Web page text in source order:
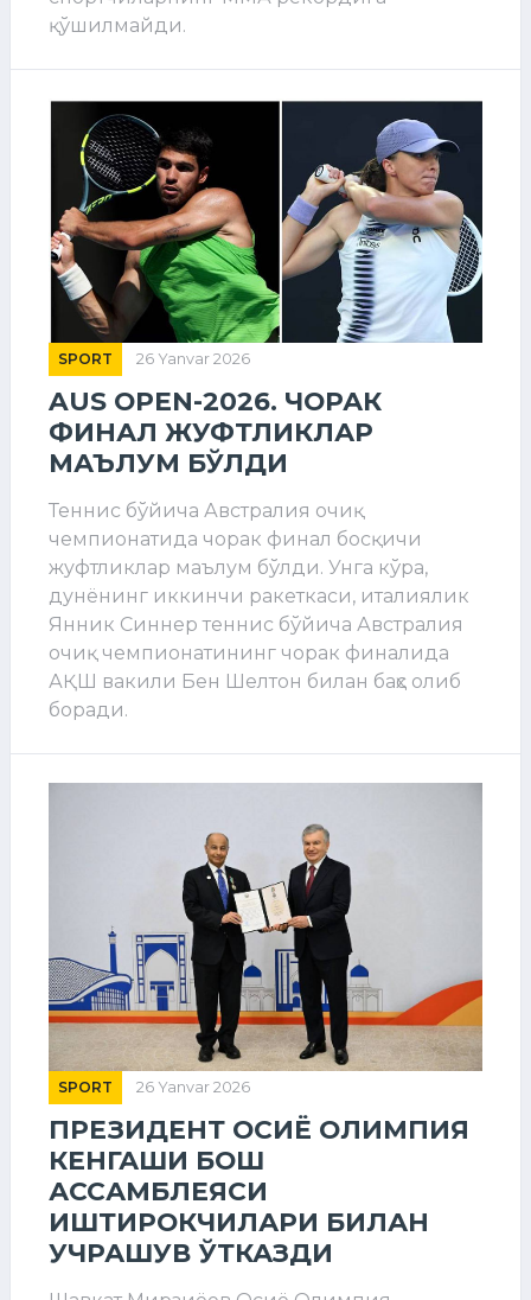
қўшилмайди.
SPORT 26 Yanvar 2026
AUS OPEN-2026. ЧОРАК
ФИНАЛ ЖУФТЛИКЛАР
МАЪЛУМ БЎЛДИ
Теннис бўйича Австралия очиқ
чемпионатида чорак финал босқичи
жуфтликлар маълум бўлди. Унга кўра,
дунёнинг иккинчи ракеткаси, италиялик
Янник Синнер теннис бўйича Австралия
очиқ чемпионатининг чорак финалида
АҚШ вакили Бен Шелтон билан баҳс олиб
боради.
SPORT 26 Yanvar 2026
ПРЕЗИДЕНТ ОСИЁ ОЛИМПИЯ
КЕНГАШИ БОШ
АССАМБЛЕЯСИ
ИШТИРОКЧИЛАРИ БИЛАН
УЧРАШУВ ЎТКАЗДИ